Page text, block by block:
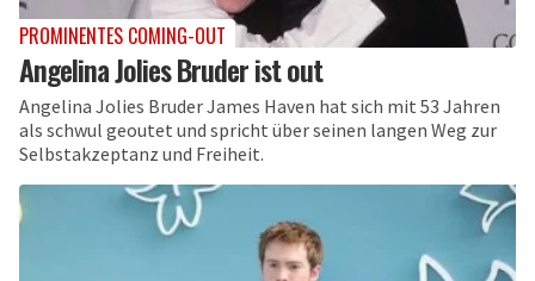
PROMINENTES COMING-OUT
Angelina Jolies Bruder ist out
Angelina Jolies Bruder James Haven hat sich mit 53 Jahren
als schwul geoutet und spricht über seinen langen Weg zur
Selbstakzeptanz und Freiheit.